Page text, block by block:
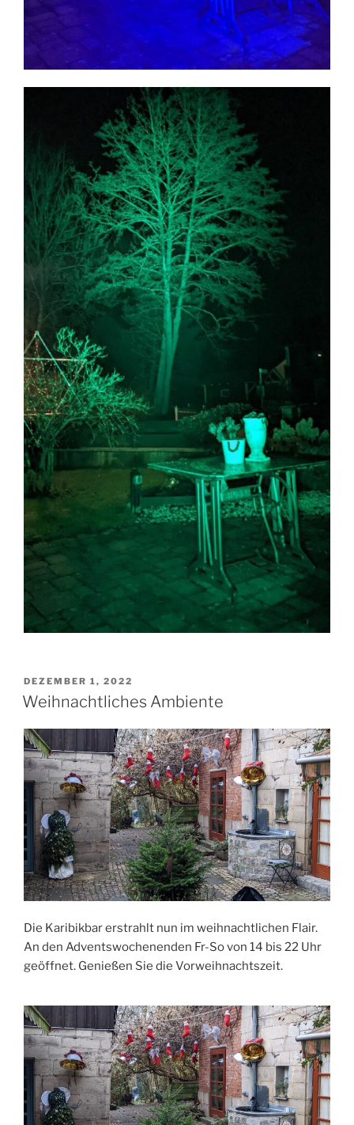
VERÖFFENTLICHT
AM
DEZEMBER 1, 2022
Weihnachtliches Ambiente
Die Karibikbar erstrahlt nun im weihnachtlichen Flair.
An den Adventswochenenden Fr-So von 14 bis 22 Uhr
geöffnet. Genießen Sie die Vorweihnachtszeit.